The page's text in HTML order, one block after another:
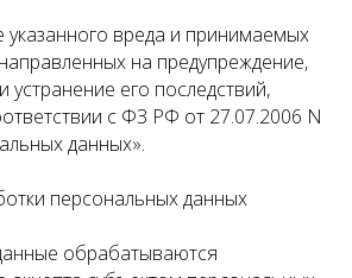
вреда и принимаемых
на предупреждение,
его последствий,
с ФЗ РФ от 27.07.2006 N
данных».
персональных данных
обрабатываются